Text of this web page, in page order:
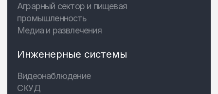
Аграрный сектор и пищевая
промышленность
Медиа и развлечения
Инженерные системы
Видеонаблюдение
СКУД